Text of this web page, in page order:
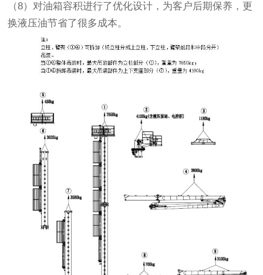
（8）对油箱容积进行了优化设计，为客户后期保养，更
换液压油节省了很多成本。